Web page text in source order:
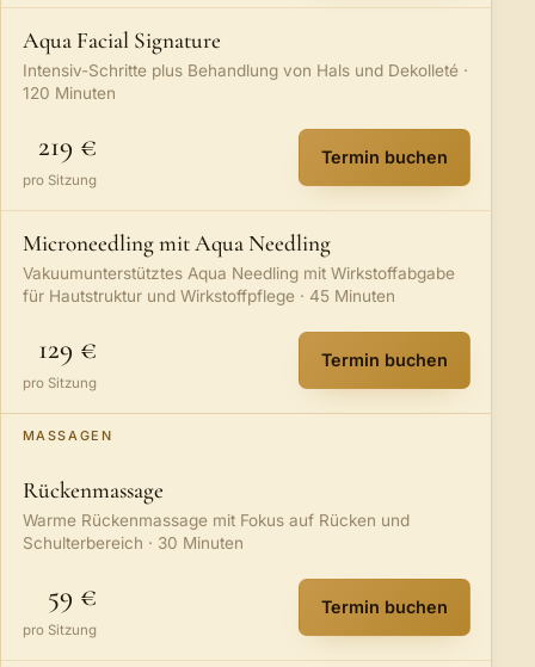
Aqua Facial Signature
Intensiv-Schritte plus Behandlung von Hals und Dekolleté ·
120 Minuten
219 €
pro Sitzung
Termin buchen
:Aqua Facial
Microneedling mit Aqua Needling
Vakuumunterstütztes Aqua Needling mit Wirkstoffabgabe
für Hautstruktur und Wirkstoffpflege · 45 Minuten
129 €
pro Sitzung
Termin buchen
:Microneedling
MASSAGEN
Rückenmassage
Warme Rückenmassage mit Fokus auf Rücken und
Schulterbereich · 30 Minuten
59 €
pro Sitzung
Termin buchen
:Rückenmassage